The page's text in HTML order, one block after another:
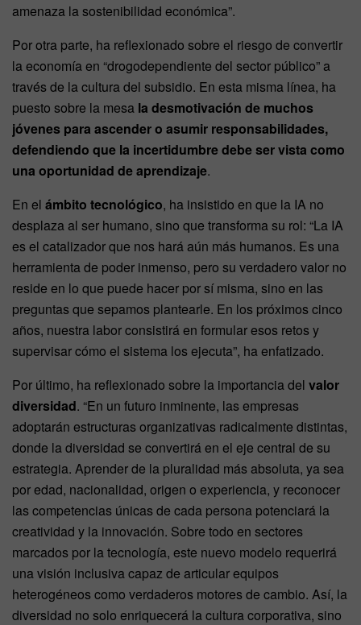
amenaza la sostenibilidad económica”.
Por otra parte, ha reflexionado sobre el riesgo de convertir
la economía en “drogodependiente del sector público” a
través de la cultura del subsidio. En esta misma línea, ha
puesto sobre la mesa la desmotivación de muchos
jóvenes para ascender o asumir responsabilidades,
defendiendo que la incertidumbre debe ser vista como
una oportunidad de aprendizaje.
En el ámbito tecnológico, ha insistido en que la IA no
desplaza al ser humano, sino que transforma su rol: “La IA
es el catalizador que nos hará aún más humanos. Es una
herramienta de poder inmenso, pero su verdadero valor no
reside en lo que puede hacer por sí misma, sino en las
preguntas que sepamos plantearle. En los próximos cinco
años, nuestra labor consistirá en formular esos retos y
supervisar cómo el sistema los ejecuta”, ha enfatizado.
Por último, ha reflexionado sobre la importancia del valor
diversidad. “En un futuro inminente, las empresas
adoptarán estructuras organizativas radicalmente distintas,
donde la diversidad se convertirá en el eje central de su
estrategia. Aprender de la pluralidad más absoluta, ya sea
por edad, nacionalidad, origen o experiencia, y reconocer
las competencias únicas de cada persona potenciará la
creatividad y la innovación. Sobre todo en sectores
marcados por la tecnología, este nuevo modelo requerirá
una visión inclusiva capaz de articular equipos
heterogéneos como verdaderos motores de cambio. Así, la
diversidad no solo enriquecerá la cultura corporativa, sino